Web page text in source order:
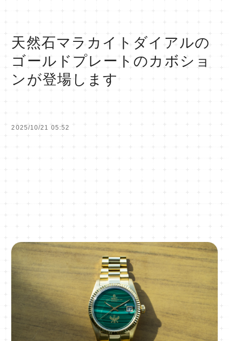
天然石マラカイトダイアルの
ゴールドプレートのカボショ
ンが登場します
2025/10/21 05:52